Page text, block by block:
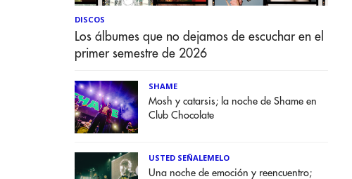
DISCOS
Los álbumes que no dejamos de escuchar en el
primer semestre de 2026
SHAME
Mosh y catarsis; la noche de Shame en
Club Chocolate
USTED SEÑALEMELO
Una noche de emoción y reencuentro;